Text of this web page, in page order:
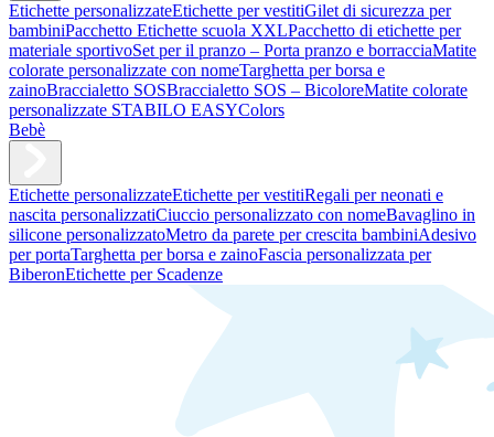
Etichette personalizzateEtichette per vestitiGilet di sicurezza per
bambiniPacchetto Etichette scuola XXLPacchetto di etichette per
materiale sportivoSet per il pranzo – Porta pranzo e borracciaMatite
colorate personalizzate con nomeTarghetta per borsa e
zainoBraccialetto SOSBraccialetto SOS – BicoloreMatite colorate
personalizzate STABILO EASYColors
Bebè
Etichette personalizzateEtichette per vestitiRegali per neonati e
nascita personalizzatiCiuccio personalizzato con nomeBavaglino in
silicone personalizzatoMetro da parete per crescita bambiniAdesivo
per portaTarghetta per borsa e zainoFascia personalizzata per
BiberonEtichette per Scadenze